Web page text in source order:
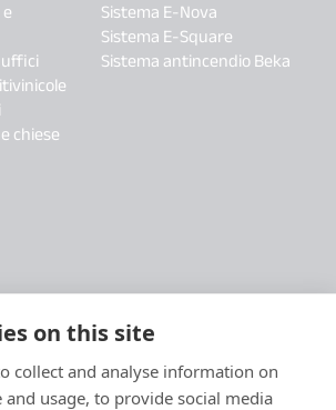
on this site
collect and analyse information on
usage, to provide social media
chiese
Sistema E-Nova
Sistema E-Square
Sistema antincendio Beka